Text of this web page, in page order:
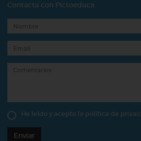
Contacta con Pictoeduca
He leído y acepto la política de
Enviar